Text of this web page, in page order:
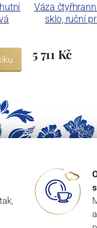
Váza
sklo, ruční
5 711 Kč